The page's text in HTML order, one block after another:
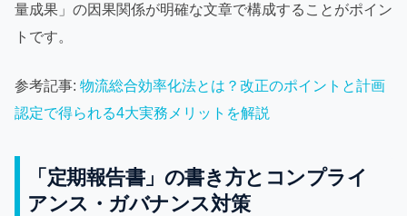
量成果」の因果関係が明確な文章で構成することがポイン
トです。
参考記事: 物流総合効率化法とは？改正のポイントと計画
認定で得られる4大実務メリットを解説
「定期報告書」の書き方とコンプライ
アンス・ガバナンス対策